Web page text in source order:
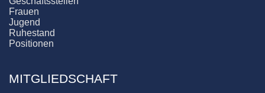
Frauen
Jugend
Ruhestand
Positionen
MITGLIEDSCHAFT